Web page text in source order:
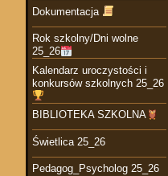
Dokumentacja
Rok szkolny/Dni wolne
25_26
Kalendarz uroczystości i
konkursów szkolnych 25_26
BIBLIOTEKA SZKOLNA
Świetlica 25_26
Pedagog_Psycholog 25_26